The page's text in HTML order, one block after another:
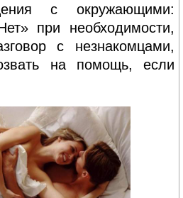
с окружающими:
при необходимости,
с незнакомцами,
на помощь, если